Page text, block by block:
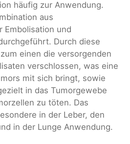
häufig zur Anwendung.
aus
Embolisation und
Durch diese
einen die versorgenden
verschlossen, was eine
mit sich bringt, sowie
in das Tumorgewebe
zu töten. Das
in der Leber, den
in der Lunge Anwendung.